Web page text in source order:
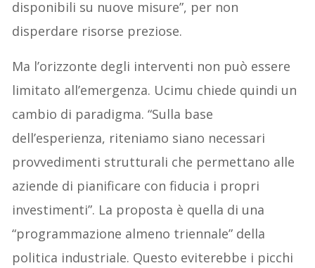
disponibili su nuove misure”, per non
disperdare risorse preziose.
Ma l’orizzonte degli interventi non può essere
limitato all’emergenza. Ucimu chiede quindi un
cambio di paradigma. “Sulla base
dell’esperienza, riteniamo siano necessari
provvedimenti strutturali che permettano alle
aziende di pianificare con fiducia i propri
investimenti”. La proposta è quella di una
“programmazione almeno triennale” della
politica industriale. Questo eviterebbe i picchi